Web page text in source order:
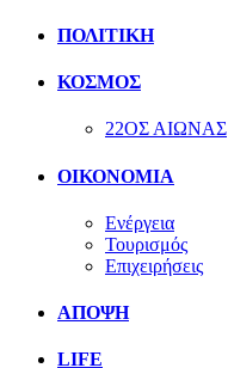
ΠΟΛΙΤΙΚΗ
ΚΟΣΜΟΣ
22ΟΣ ΑΙΩΝΑΣ
ΟΙΚΟΝΟΜΙΑ
Ενέργεια
Τουρισμός
Επιχειρήσεις
ΑΠΟΨΗ
LIFE